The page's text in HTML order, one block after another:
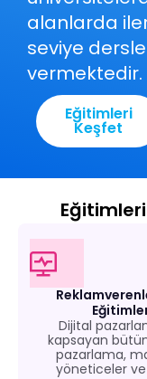
alanlarda
seviye
vermektedir.
Eğitimleri
Keşfet
Dijital
kapsayan
pazarlama,
yöneticeler ve